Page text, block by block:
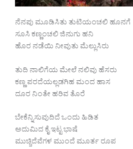
ನೆನಪು ಮೂಡಿಸಿತು ತುಟಿಯಂಚಲಿ ಹೂನಗೆ
ಸೂಸಿ ಕಣ್ಣಂಚಲಿ ಜಿನುಗು ಹನಿ
ಹೊರ ನಡೆಯಿ ನೀವುತು ಮೆಲ್ಲುಸಿರು
ತುದಿ ನಾಲಿಗೆಯ ಮೇಲೆ ನಲಿವು ಹೆಸರು
ಕಣ್ಣ ಪರದೆಯಲ್ಲಡಗಿಹ ಮಂದ ಹಾಸ
ದೂರ ನಿಂತೇ ಹರಿವ ತೊರೆ
ಬೇಕೆನ್ನಿಸುವುದಿದೆ ಒಂದು ಹಿಡಿತ
ಅದುಮಿದ ಕೈ ಇಟ್ಟ ಭಾಷೆ
ಮುಚ್ಚಿದೆವೆಗಳ ಮುಂದೆ ಮೂರ್ತ ರೂಪ